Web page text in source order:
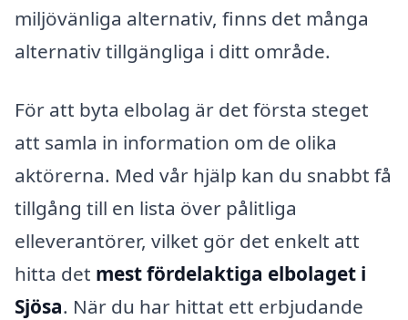
miljövänliga alternativ, finns det många
alternativ tillgängliga i ditt område.
För att byta elbolag är det första steget
att samla in information om de olika
aktörerna. Med vår hjälp kan du snabbt få
tillgång till en lista över pålitliga
elleverantörer, vilket gör det enkelt att
hitta det mest fördelaktiga elbolaget i
Sjösa. När du har hittat ett erbjudande